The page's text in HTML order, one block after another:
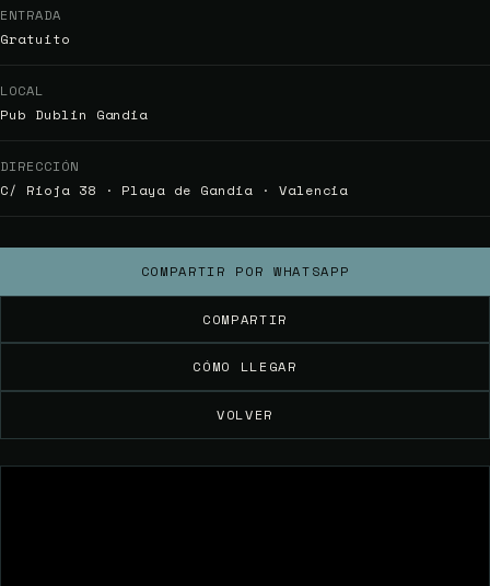
ENTRADA
Gratuito
LOCAL
Pub Dublin Gandia
DIRECCIÓN
C/ Rioja 38 · Playa de Gandia · Valencia
COMPARTIR POR WHATSAPP
COMPARTIR
CÓMO LLEGAR
VOLVER